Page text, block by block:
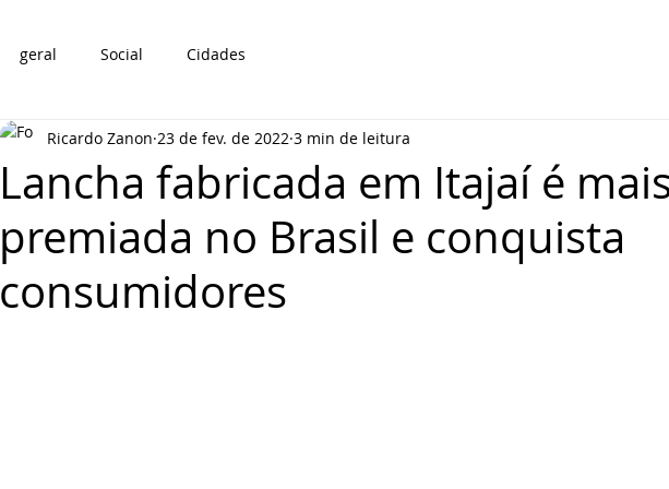
geral Social Cidades
Lancha fabricada em Itajaí é
premiada no Brasil e conquista
consumidores
Ricardo Zanon 23 de fev. de 2022 3 min de leitura